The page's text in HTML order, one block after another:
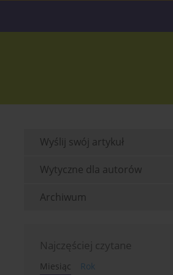
Wyślij swój artykuł
Wytyczne dla autorów
Archiwum
Najczęściej czytane
Miesiąc
Rok